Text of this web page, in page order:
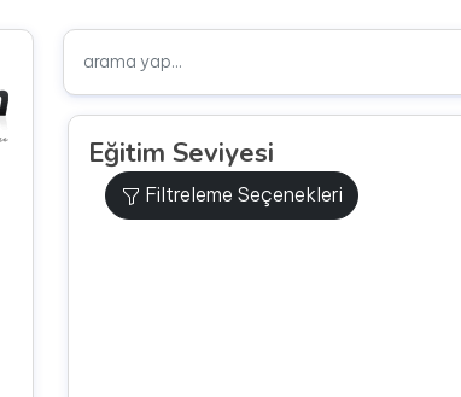
Eğitim Seviyesi
Filtreleme Seçenekleri